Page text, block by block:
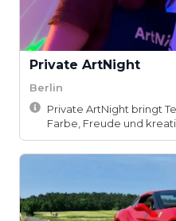
Private ArtNight
Berlin
Private ArtNight bringt
Farbe, Freude und